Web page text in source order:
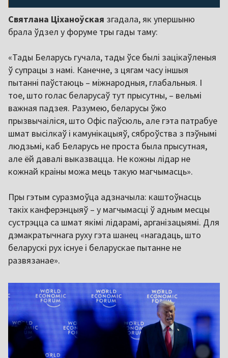
Святлана Ціханоўская згадала, як упершыню
брала ўдзел у форуме тры гады таму:
«Тады Беларусь гучала, тады ўсе былі зацікаўленыя
ў супрацы з намі. Канечне, з цягам часу іншыя
пытанні паўстаюць – міжнародныя, глабальныя. І
тое, што голас беларусаў тут прысутны, – вельмі
важная падзея. Разумею, беларусы ўжо
прызвычаіліся, што Офіс паўсюль, але гэта патрабуе
шмат высілкаў і камунікацыяў, сяброўства з пэўнымі
людзьмі, каб Беларусь не проста была прысутная,
але ёй давалі выказвацца. Не кожны лідар не
кожнай краіны можа мець такую магчымасць».
Пры гэтым суразмоўца адзначыла: каштоўнасць
такіх канферэнцыяў – у магчымасці ў адным месцы
сустрэцца са шмат якімі лідарамі, арганізацыямі. Для
дэмакратычнага руху гэта шанец «нагадаць, што
беларускі рух існуе і беларускае пытанне не
развязанае».